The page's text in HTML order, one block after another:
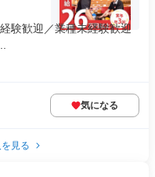
験歓迎／業種未経験歓迎
気になる
見る